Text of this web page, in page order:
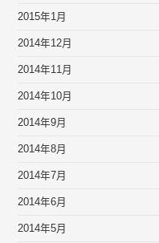
2015年1月
2014年12月
2014年11月
2014年10月
2014年9月
2014年8月
2014年7月
2014年6月
2014年5月